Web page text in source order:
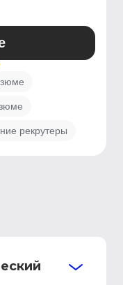
рекрутеры